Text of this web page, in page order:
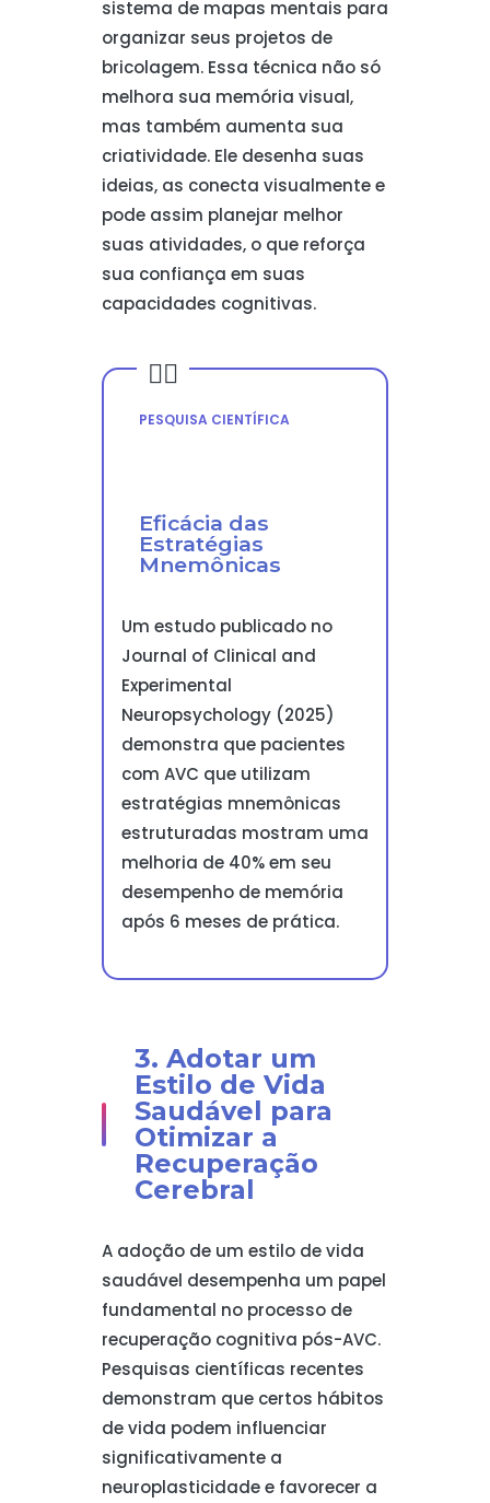
sistema de mapas mentais para
organizar seus projetos de
bricolagem. Essa técnica não só
melhora sua memória visual,
mas também aumenta sua
criatividade. Ele desenha suas
ideias, as conecta visualmente e
pode assim planejar melhor
suas atividades, o que reforça
sua confiança em suas
capacidades cognitivas.
PESQUISA CIENTÍFICA
Eficácia das
Estratégias
Mnemônicas
Um estudo publicado no
Journal of Clinical and
Experimental
Neuropsychology (2025)
demonstra que pacientes
com AVC que utilizam
estratégias mnemônicas
estruturadas mostram uma
melhoria de 40% em seu
desempenho de memória
após 6 meses de prática.
3. Adotar um
Estilo de Vida
Saudável para
Otimizar a
Recuperação
Cerebral
A adoção de um estilo de vida
saudável desempenha um papel
fundamental no processo de
recuperação cognitiva pós-AVC.
Pesquisas científicas recentes
demonstram que certos hábitos
de vida podem influenciar
significativamente a
neuroplasticidade e favorecer a